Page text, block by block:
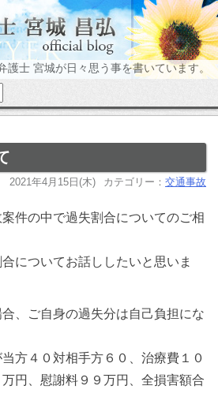
護士 宮城が日々思う事を書いています。
2021年4月15日(木) カテゴリー： 交通事故
件の中で過失割合についてのご相
についてお話ししたいと思いま
、ご自身の過失分は自己負担にな
方４０対相手方６０、治療費１０
円、慰謝料９９万円、全損害額合